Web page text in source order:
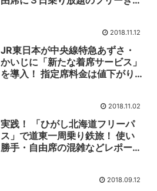
2018.11.12
JR東日本が中央線特急あずさ・
かいじに「新たな着席サービス」
を導入！ 指定席料金は値下がり
2018.11.02
実践！ 「ひがし北海道フリーパ
ス」で道東一周乗り鉄旅！ 使い
勝手・自由席の混雑などレポート
2018.09.12